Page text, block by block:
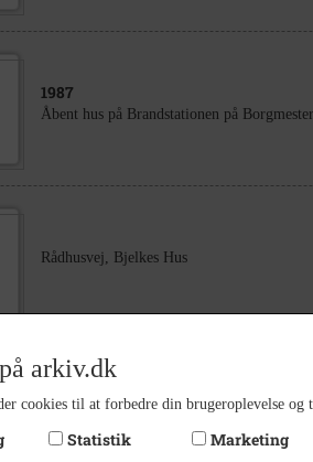
1987
Åbent hus på Brandstationen på
Rådhusvej, Bjelkes Hus
Uglerup Vejmandens hus
arkiv.dk
cookies til at forbedre din brugeroplevelse og
Statistik Marketing